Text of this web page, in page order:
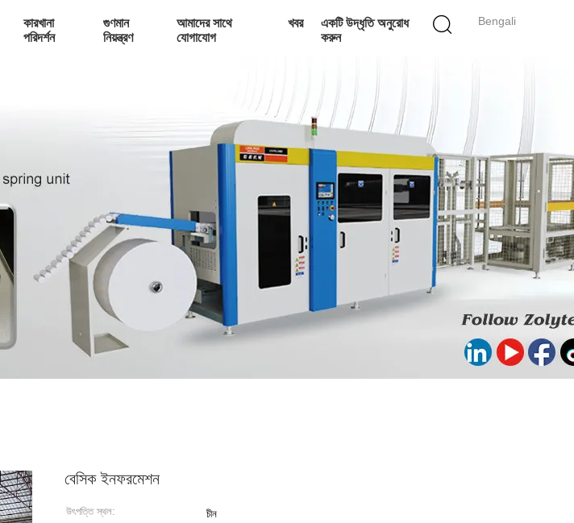
Bengali
কারখানা
পরিদর্শন
গুণমান
নিয়ন্ত্রণ
আমাদের সাথে
যোগাযোগ
খবর
একটি উদ্ধৃতি অনুরোধ
করুন
বেসিক ইনফরমেশন
উৎপত্তি স্থল: চীন